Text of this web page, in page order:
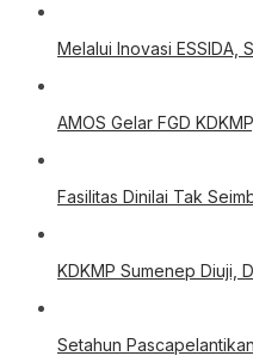
Melalui Inovasi ESSIDA,
AMOS Gelar FGD
Fasilitas Dinilai Tak
KDKMP Sumenep Diuji,
Setahun